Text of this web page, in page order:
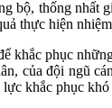
bộ, thống nhất
thực hiện
khắc phục
của đội ngũ
khắc phục